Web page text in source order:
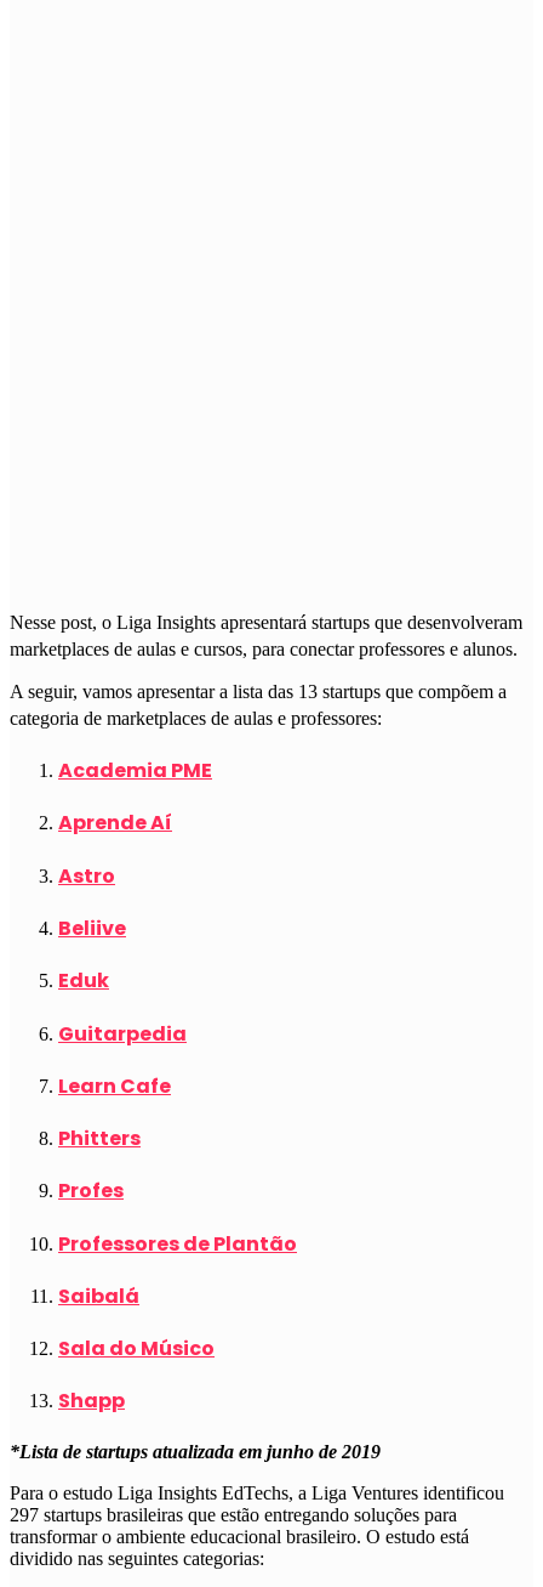
Nesse post, o Liga Insights apresentará startups que desenvolveram
marketplaces de aulas e cursos, para conectar professores e alunos.
A seguir, vamos apresentar a lista das 13 startups que compõem a
categoria de marketplaces de aulas e professores:
Academia PME
Aprende Aí
Astro
Beliive
Eduk
Guitarpedia
Learn Cafe
Phitters
Profes
Professores de Plantão
Saibalá
Sala do Músico
Shapp
*Lista de startups atualizada em junho de 2019
Para o estudo Liga Insights EdTechs, a Liga Ventures identificou
297 startups brasileiras que estão entregando soluções para
transformar o ambiente educacional brasileiro. O estudo está
dividido nas seguintes categorias: